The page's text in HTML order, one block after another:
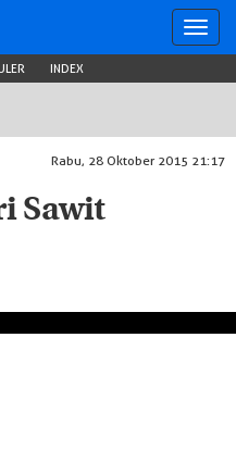
INDEX
Rabu, 28 Oktober 2015 21:17
Sawit